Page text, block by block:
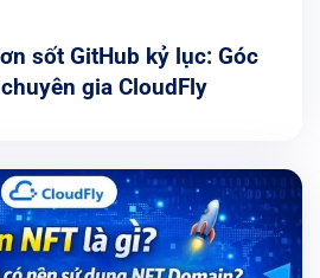
sốt GitHub kỷ lục: Góc
gia CloudFly